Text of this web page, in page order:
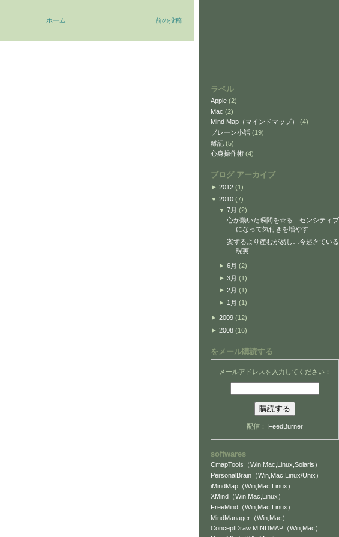
前の投稿
ホーム
ラベル
Apple (2)
Mac (2)
Mind Map（マインドマップ） (4)
ブレーン小話 (19)
雑記 (5)
心身操作術 (4)
ブログ アーカイブ
► 2012 (1)
▼ 2010 (7)
▼ 7月 (2)
心が動いた瞬間を☆る…センシティブ
になって気付きを増やす
案ずるより産むが易し…今起きている
現実
► 6月 (2)
► 3月 (1)
► 2月 (1)
► 1月 (1)
► 2009 (12)
► 2008 (16)
をメール購読する
メールアドレスを入力してください：
配信： FeedBurner
softwares
CmapTools（Win,Mac,Linux,Solaris）
PersonalBrain（Win,Mac,Linux/Unix）
iMindMap（Win,Mac,Linux）
XMind（Win,Mac,Linux）
FreeMind（Win,Mac,Linux）
MindManager（Win,Mac）
ConceptDraw MINDMAP（Win,Mac）